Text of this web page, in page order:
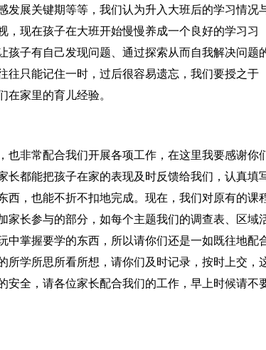
发展关键期等等，我们认为升入大班后的学习情况
现在孩子在大班开始慢慢养成一个良好的学习习
子有自己发现问题、通过探索从而自我解决问题
往只能记住一时，过后很容易遗忘，我们要授之于
家里的育儿经验。
也非常配合我们开展各项工作，在这里我要感谢你
长都能把孩子在家的表现及时反馈给我们，认真填
，也能不折不扣地完成。现在，我们对原有的课
家长参与的部分，如每个主题我们的调查表、区域
掌握要学的东西，所以请你们还是一如既往地配
所学所思所看所想，请你们及时记录，按时上交，
安全，请各位家长配合我们的工作，早上时候请不